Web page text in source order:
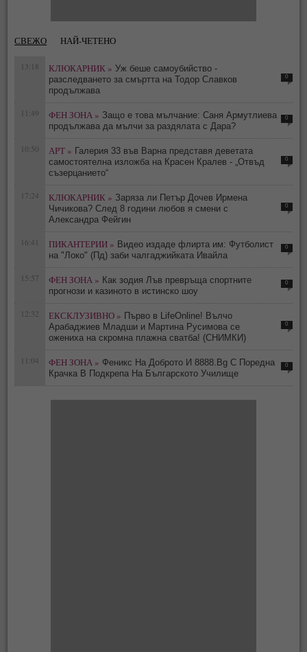
СВЕЖО НАЙ-ЧЕТЕНО
13:18 КЛЮКАРНИК » Уж беше самоубийство -
разследването за смъртта на Тодор Славков
продължава
0
11:49 ФЕН ЗОНА » Защо е това мълчание: Саня Армутлиева
продължава да мълчи за раздялата с Дара?
0
10:50 АРТ » Галерия 33 във Варна представя деветата
самостоятелна изложба на Красен Кралев - „Отвъд
съзерцанието“
0
17:24 КЛЮКАРНИК » Заряза ли Петър Дочев Ирмена
Чичикова? След 8 години любов я смени с
Александра Фейгин
0
16:41 ПИКАНТЕРИИ » Видео издаде флирта им: Футболист
на "Локо" (Пд) заби чалгаджийката Ивайла
0
15:57 ФЕН ЗОНА » Как зодия Лъв превръща спортните
прогнози и казиното в истинско шоу
0
12:32 ЕКСКЛУЗИВНО » Първо в LifeOnline! Вълчо
Арабаджиев Младши и Мартина Русимова сe
oжениха на скромна плажна сватба! (СНИМКИ)
0
11:04 ФЕН ЗОНА » Феникс На Доброто И 8888.Bg С Поредна
Крачка В Подкрепа На Българското Училище
0